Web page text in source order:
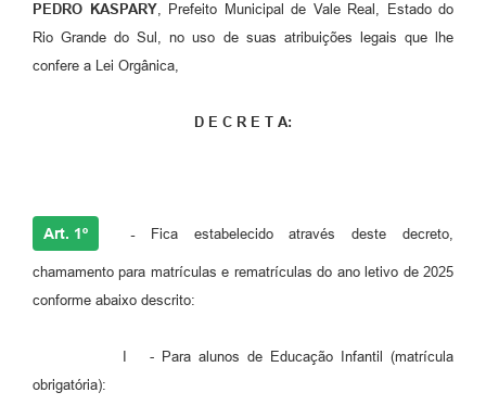
PEDRO KASPARY, Prefeito Municipal de Vale Real, Estado do
Rio Grande do Sul, no uso de suas atribuições legais que lhe
confere a Lei Orgânica,
D E C R E T A:
Art. 1º - Fica estabelecido através deste decreto,
chamamento para matrículas e rematrículas do ano letivo de 2025
conforme abaixo descrito:
I - Para alunos de Educação Infantil (matrícula
obrigatória):